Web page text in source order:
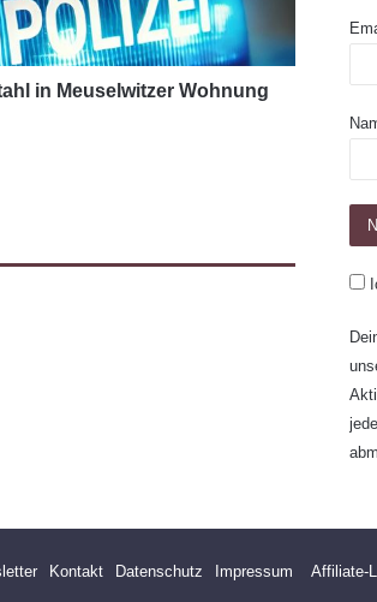
in Meuselwitzer Wohnung
Affiliate-
Kontakt Datenschutz Impressum